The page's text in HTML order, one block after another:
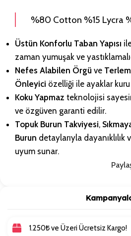
%80 Cotton %15 Lycra
Üstün Konforlu Taban Yapısı
zaman yumuşak ve
Nefes Alabilen Örgü ve
Önleyici özelliği ile ayaklar kuru
Koku Yapmaz teknolojisi
ve özgüven garanti edilir.
Topuk Burun Takviyesi,
Burun detaylarıyla
uyum sunar.
1.250₺ ve Üzeri Ücretsiz Kargo!